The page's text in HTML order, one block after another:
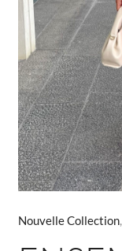
Nouvelle Collection,